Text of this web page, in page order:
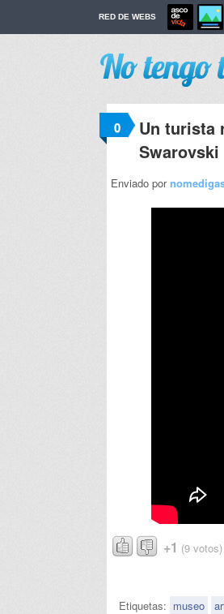
RED DE WEBS
0
Un turista
Swarovski
Enviado por
+1 (9 votos)
Etiquetas: museo